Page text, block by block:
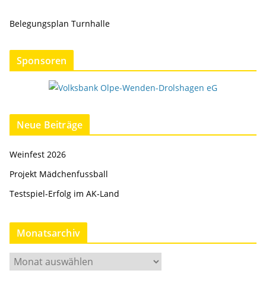
Belegungsplan Turnhalle
Sponsoren
Neue Beiträge
Weinfest 2026
Projekt Mädchenfussball
Testspiel-Erfolg im AK-Land
Monatsarchiv
M
o